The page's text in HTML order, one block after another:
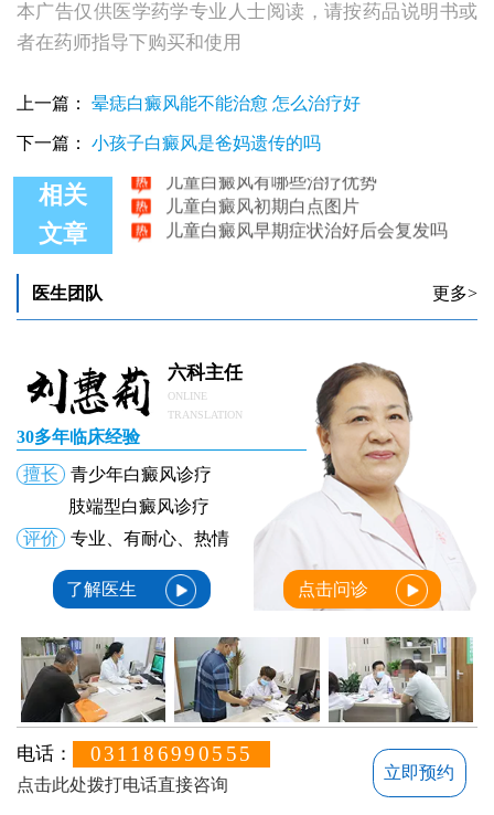
本广告仅供医学药学专业人士阅读，请按药品说明书或
者在药师指导下购买和使用
上一篇： 晕痣白癜风能不能治愈 怎么治疗好
下一篇： 小孩子白癜风是爸妈遗传的吗
相关
文章
儿童白癜风有哪些症状
哪些好的方法可以治疗儿童白癜风
儿童白癜风有什么危害 饮食不能吃什么
儿童白癜风初期白点图片
儿童白癜风早期症状治好后会复发吗
医生团队 更多>
六科主任
ONLINE
TRANSLATION
30多年临床经验
擅长
青少年白癜风诊疗
肢端型白癜风诊疗
评价
专业、有耐心、热情
了解医生 点击问诊
电话： 031186990555
点击此处拨打电话直接咨询
立即预约